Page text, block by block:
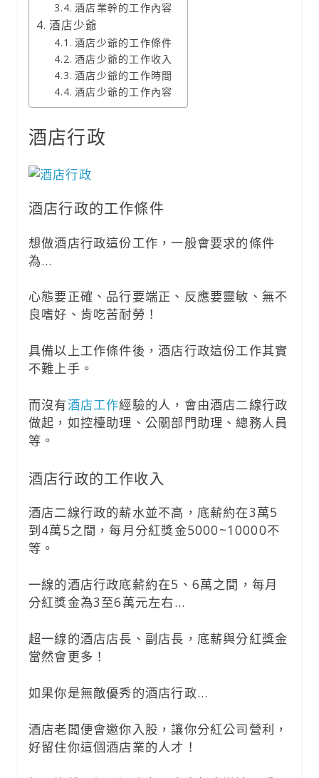
酒店業幹的工作內容
酒店少爺
酒店少爺的工作條件
酒店少爺的工作收入
酒店少爺的工作時間
酒店少爺的工作內容
酒店行政
酒店行政的工作條件
想做酒店行政這份工作，一般會要求的條件
為…
心態要正確、品行要端正、反應要靈敏、無不
良嗜好、肯吃苦耐勞！
具備以上工作條件後，酒店行政這份工作其實
不難上手。
而沒有酒店工作經驗的人，會由酒店二線行政
做起，如控檯助理、公關部門助理、總務人員
等。
酒店行政的工作收入
酒店二線行政的薪水並不高，底薪約在3萬5
到4萬5之間，每月分紅獎金5000~10000不
等。
一線的酒店行政底薪約在5、6萬之間，每月
分紅獎金為3至6萬元左右…
超一線的酒店店長、副店長，底薪與分紅獎金
當然會更多！
如果你是無敵優秀的酒店行政…
酒店老闆便會邀你入股，讓你分紅公司營利，
好留住你這個酒店業的人才！